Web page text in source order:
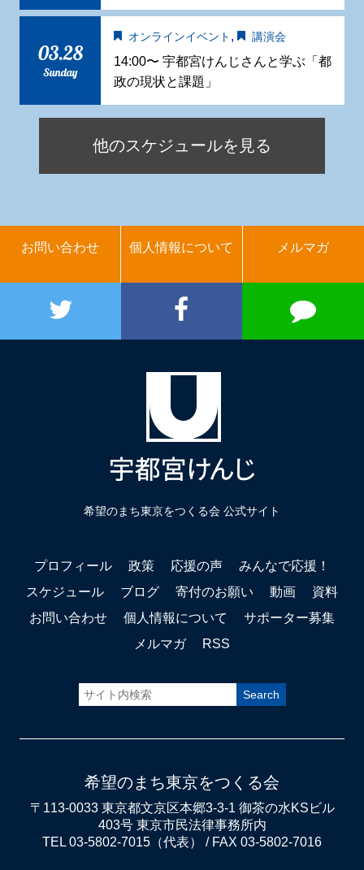
03.28
Sunday
オンラインイベント , 講演会
14:00〜 宇都宮けんじさんと学ぶ「都
政の現状と課題」
他のスケジュールを見る
お問い合わせ 個人情報について メルマガ
希望のまち東京をつくる会 公式サイト
プロフィール 政策 応援の声
みんなで応援！
スケジュール
ブログ 寄付のお願い 動画
資料
お問い合わせ
個人情報について
サポーター募集
メルマガ
RSS
希望のまち東京をつくる会
〒113-0033 東京都文京区本郷3-3-1 御茶の水KSビル
403号 東京市民法律事務所内
TEL 03-5802-7015（代表） / FAX 03-5802-7016